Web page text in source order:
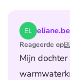
Reageerde op
Mijn
Lees het